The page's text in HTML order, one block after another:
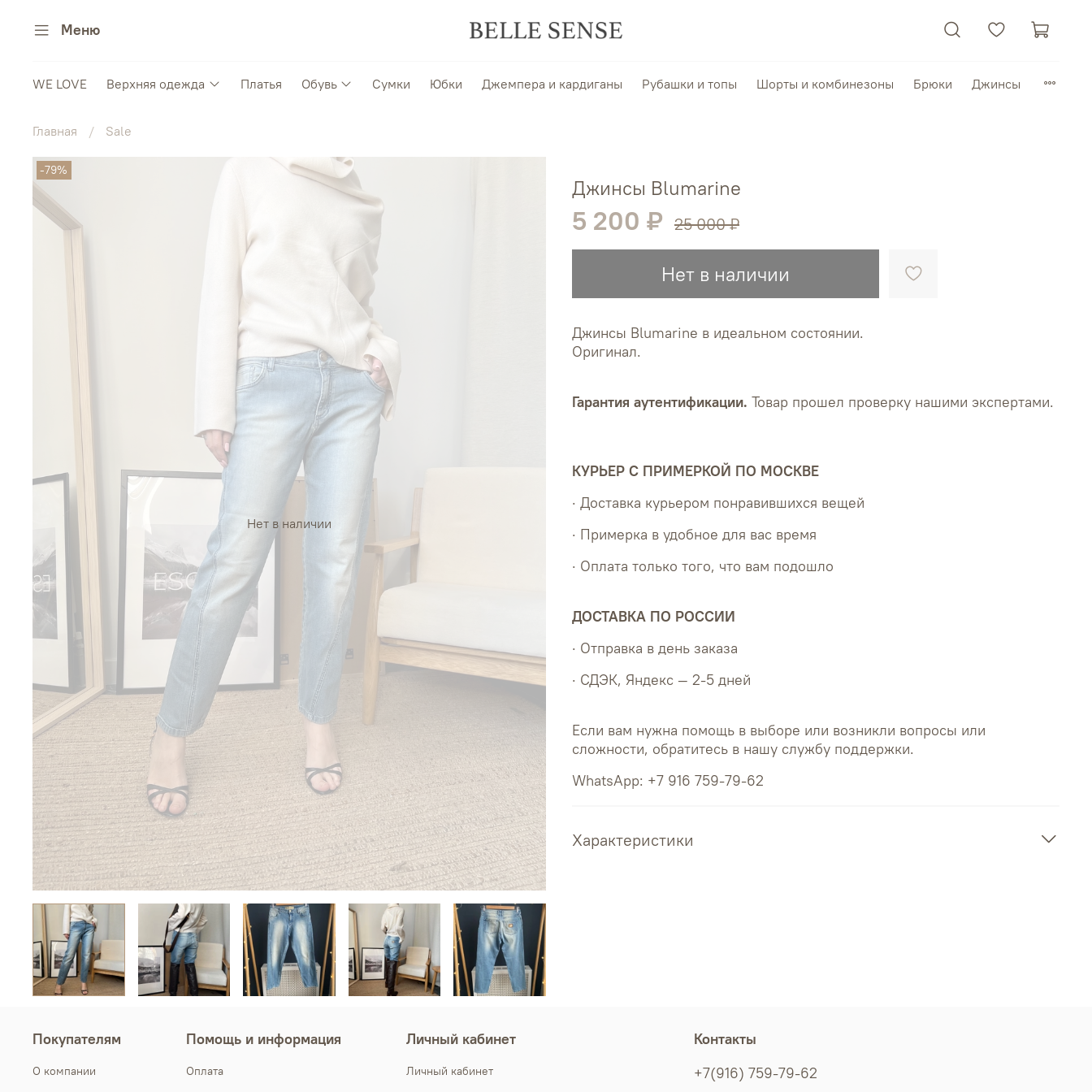
Меню
WE LOVE Верхняя одежда Платья Обувь Сумки Юбки Джемпера и кардиганы Рубашки и топы Шорты и комбинезоны Брюки Джинсы
Главная Sale
Нет в наличии
-79%
Джинсы Blumarine
5 200 ₽ 25 000 ₽
Нет в наличии
Джинсы Blumarine в идеальном состоянии.
Оригинал.
Гарантия аутентификации. Товар прошел проверку нашими экспертами.
КУРЬЕР С ПРИМЕРКОЙ ПО МОСКВЕ
· Доставка курьером понравившихся вещей
· Примерка в удобное для вас время
· Оплата только того, что вам подошло
ДОСТАВКА ПО РОССИИ
· Отправка в день заказа
· СДЭК, Яндекс — 2-5 дней
Если вам нужна помощь в выборе или возникли вопросы или
сложности, обратитесь в нашу службу поддержки.
WhatsApp: +7 916 759-79-62
Характеристики
Покупателям
О компании
Помощь и информация
Оплата
Личный кабинет
Личный кабинет
Контакты
+7(916) 759-79-62